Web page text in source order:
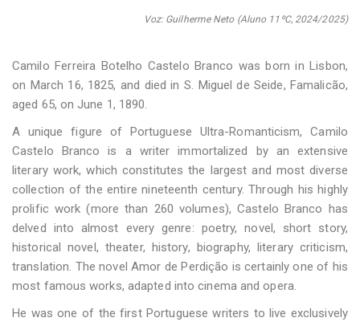
Voz: Guilherme Neto (Aluno 11ºC, 2024/2025)
Camilo Ferreira Botelho Castelo Branco was born in Lisbon,
on March 16, 1825, and died in S. Miguel de Seide, Famalicão,
aged 65, on June 1, 1890.
A unique figure of Portuguese Ultra-Romanticism, Camilo
Castelo Branco is a writer immortalized by an extensive
literary work, which constitutes the largest and most diverse
collection of the entire nineteenth century. Through his highly
prolific work (more than 260 volumes), Castelo Branco has
delved into almost every genre: poetry, novel, short story,
historical novel, theater, history, biography, literary criticism,
translation. The novel Amor de Perdição is certainly one of his
most famous works, adapted into cinema and opera.
He was one of the first Portuguese writers to live exclusively